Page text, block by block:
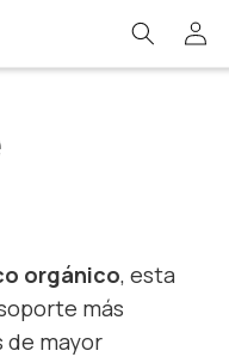
Iniciar
sesión
orgánico, esta
más
de mayor